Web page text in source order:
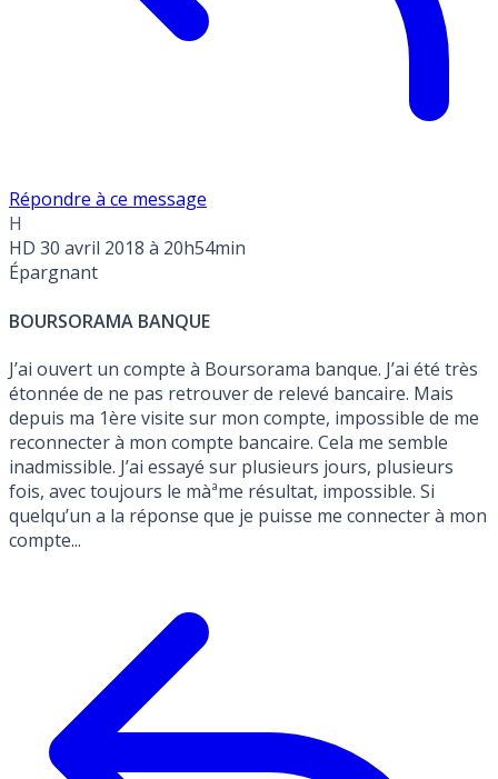
Répondre à ce message
H
HD 30 avril 2018 à 20h54min
Épargnant
BOURSORAMA BANQUE
J’ai ouvert un compte à Boursorama banque. J’ai été très
étonnée de ne pas retrouver de relevé bancaire. Mais
depuis ma 1ère visite sur mon compte, impossible de me
reconnecter à mon compte bancaire. Cela me semble
inadmissible. J’ai essayé sur plusieurs jours, plusieurs
fois, avec toujours le màªme résultat, impossible. Si
quelqu’un a la réponse que je puisse me connecter à mon
compte...